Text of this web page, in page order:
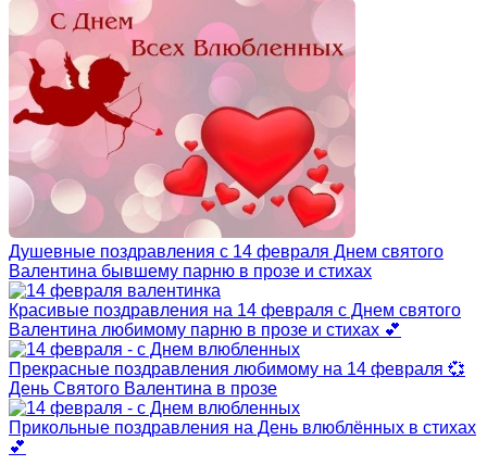
Душевные поздравления с 14 февраля Днем святого
Валентина бывшему парню в прозе и стихах
Красивые поздравления на 14 февраля с Днем святого
Валентина любимому парню в прозе и стихах 💕
Прекрасные поздравления любимому на 14 февраля 💞
День Святого Валентина в прозе
Прикольные поздравления на День влюблённых в стихах
💕